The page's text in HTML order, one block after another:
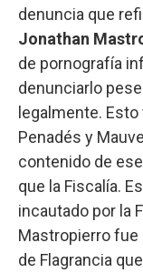
denuncia que
Jonathan
de pornografía
denunciarlo
legalmente.
Penadés y
contenido de
que la Fiscalía.
incautado por la
Mastropierro fue
de Flagrancia